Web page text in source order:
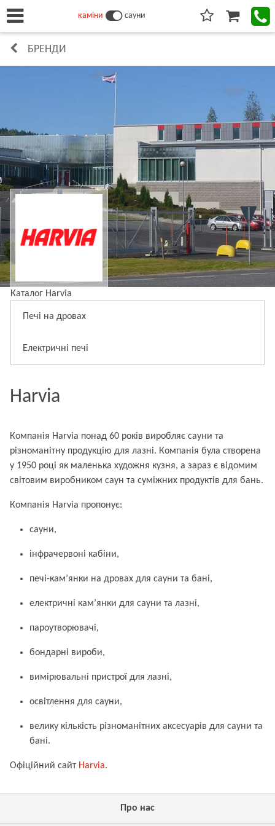
каміни сауни
БРЕНДИ
Каталог Harvia
Печі на дровах
Електричні печі
Harvia
Компанія Harvia понад 60 років виробляє сауни та
різноманітну продукцію для лазні. Компанія була створена
у 1950 році як маленька художня кузня, а зараз є відомим
світовим виробником саун та суміжних продуктів для бань.
Компанія Harvia пропонує:
сауни,
інфрачервоні кабіни,
печі-кам’янки на дровах для сауни та бані,
електричні кам’янки для сауни та лазні,
пароутворювачі,
бондарні вироби,
вимірювальні пристрої для лазні,
освітлення для сауни,
велику кількість різноманітних аксесуарів для сауни та
бані.
Офіційний сайт Harvia.
Про нас